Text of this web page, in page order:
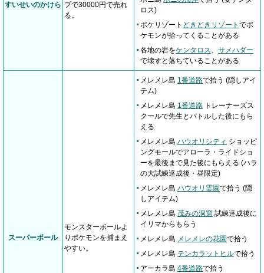
すいせいのかけら プで30000円で売れ
る。
ロス)
ポケリゾート どきどきリゾート でポ
ケモンが拾ってくることがある
各地の岩をケンタロス、 サメハダー
で壊すと落ちていることがある
スーパーボール
モンスターボールよ
りポケモンを捕まえ
やすい。
メレメレ島 1番道路で拾う (隠しアイ
テム)
メレメレ島 1番道路 トレーナーズス
クールで先生とバトルした後にもら
える
メレメレ島 ハウオリシティ ショッピ
ングモールでアローラ・ライドショ
ーを最後まで見た後にもらえる (ハラ
の大試練達成後・昼限定)
メレメレ島 ハウオリ霊園で拾う (隠
しアイテム)
メレメレ島 茂みの洞窟 試練達成後に
イリマからもらう
メレメレ島 メレメレの花園で拾う
メレメレ島 テンカラットヒルで拾う
アーカラ島 4番道路で拾う